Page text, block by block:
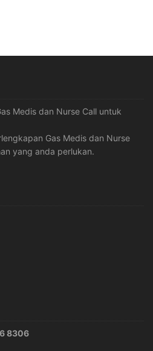
Medis dan Nurse Call untuk
Gas Medis dan Nurse
yang anda perlukan.
8306